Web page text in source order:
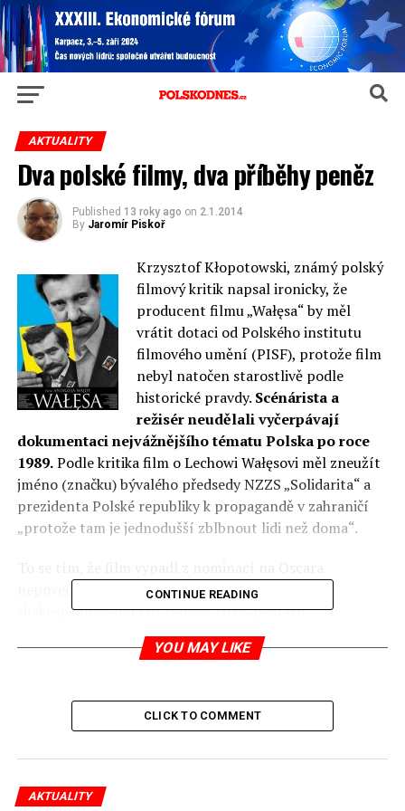
AKTUALITY
Dva polské filmy, dva příběhy peněz
Published 13 roky ago on 2.1.2014
By Jaromír Piskoř
Krzysztof Kłopotowski, známý polský
filmový kritik napsal ironicky, že
producent filmu „Wałęsa“ by měl
vrátit dotaci od Polského institutu
filmového umění (PISF), protože film
nebyl natočen starostlivě podle
historické pravdy. Scénárista a
režisér neudělali vyčerpávají
dokumentaci nejvážnějšího tématu Polska po roce
1989.Podle kritika film o Lechowi Wałęsovi měl zneužít
jméno (značku) bývalého předsedy NZZS „Solidarita“ a
prezidenta Polské republiky k propagandě v zahraničí
„protože tam je jednodušší zblbnout lidi než doma“.
nepovedlo. Wajda a Głowacki podle něj odmítli
shakespearovskou vizi Wałęsy, co by postavu
tragikomickou a nemorální. Pokud by udělali revizi jeho
mýtu, mohli by udivit svět a mohli by mít velký úspěch a
Scénárista a režisér neudělali
vyčerpávají dokumentaci
nejvážnějšího tématu Polska po
CONTINUE READING
YOU MAY LIKE
CLICK TO COMMENT
AKTUALITY